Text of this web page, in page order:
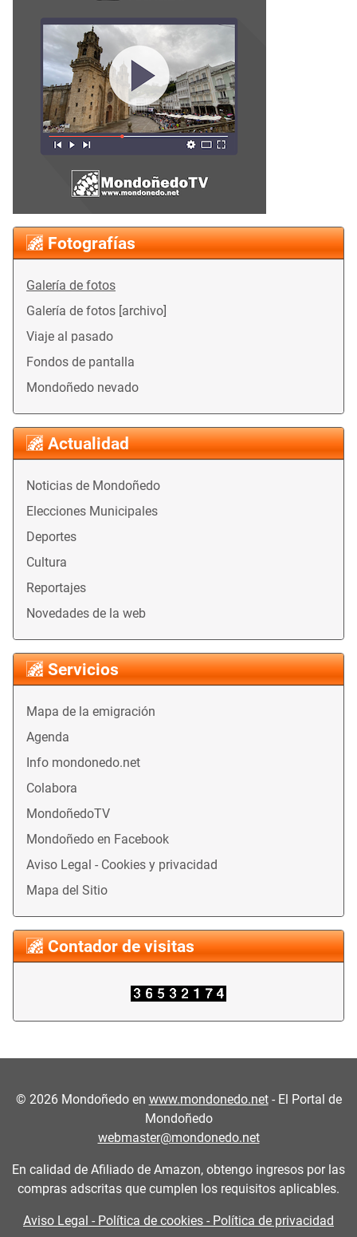
Fotografías
Galería de fotos
Galería de fotos [archivo]
Viaje al pasado
Fondos de pantalla
Mondoñedo nevado
Actualidad
Noticias de Mondoñedo
Elecciones Municipales
Deportes
Cultura
Reportajes
Novedades de la web
Servicios
Mapa de la emigración
Agenda
Info mondonedo.net
Colabora
MondoñedoTV
Mondoñedo en Facebook
Aviso Legal - Cookies y privacidad
Mapa del Sitio
Contador de visitas
© 2026Mondoñedo en www.mondonedo.net- El Portal de
Mondoñedo
webmaster@mondonedo.net
En calidad de Afiliado de Amazon, obtengo ingresos por las
compras adscritas que cumplen los requisitos aplicables.
Aviso Legal - Política de cookies - Política de privacidad